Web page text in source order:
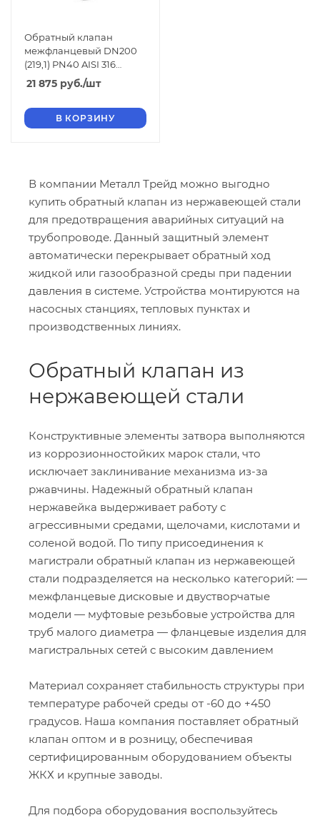
Обратный клапан
межфланцевый DN200
(219,1) PN40 AISI 316
нержавеющий
21 875 руб./шт
В КОРЗИНУ
В компании Металл Трейд можно выгодно
купить обратный клапан из нержавеющей стали
для предотвращения аварийных ситуаций на
трубопроводе. Данный защитный элемент
автоматически перекрывает обратный ход
жидкой или газообразной среды при падении
давления в системе. Устройства монтируются на
насосных станциях, тепловых пунктах и
производственных линиях.
Обратный клапан из
нержавеющей стали
Конструктивные элементы затвора выполняются
из коррозионностойких марок стали, что
исключает заклинивание механизма из-за
ржавчины. Надежный обратный клапан
нержавейка выдерживает работу с
агрессивными средами, щелочами, кислотами и
соленой водой. По типу присоединения к
магистрали обратный клапан из нержавеющей
стали подразделяется на несколько категорий: —
межфланцевые дисковые и двустворчатые
модели — муфтовые резьбовые устройства для
труб малого диаметра — фланцевые изделия для
магистральных сетей с высоким давлением
Материал сохраняет стабильность структуры при
температуре рабочей среды от -60 до +450
градусов. Наша компания поставляет обратный
клапан оптом и в розницу, обеспечивая
сертифицированным оборудованием объекты
ЖКХ и крупные заводы.
Для подбора оборудования воспользуйтесь